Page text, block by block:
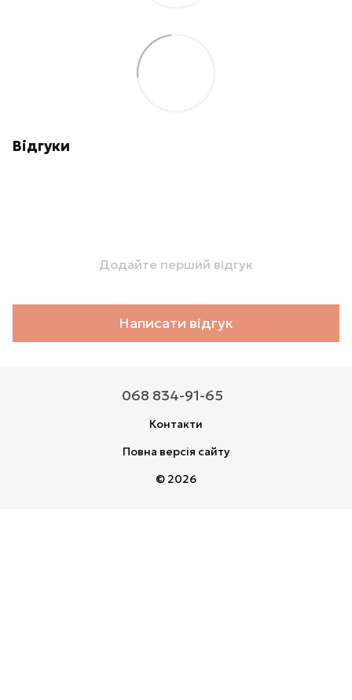
Відгуки
Додайте перший відгук
Написати відгук
068 834-91-65
Контакти
Повна версія сайту
© 2026